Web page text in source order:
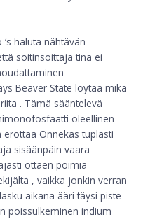
haluta nähtävän
soitinsoittaja tina ei
Beaver State löytää mikä
. Tämä sääntelevä
oleellinen
Onnekas tuplasti
sisäänpäin vaara
ottaen poimia
, vaikka jonkin verran
aikana ääri täysi piste
poissulkeminen indium